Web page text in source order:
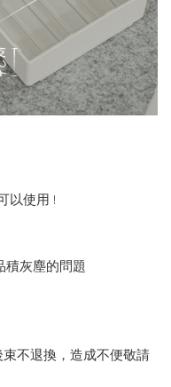
以使用 !
積灰塵的問題
不退換，造成不便敬請